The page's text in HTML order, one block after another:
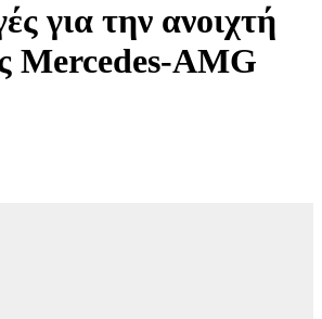
για την ανοιχτή
Mercedes-AMG